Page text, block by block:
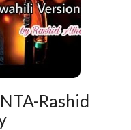
Rashid